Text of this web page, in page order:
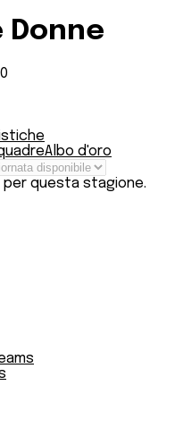
0
Albo d'oro
per questa stagione.